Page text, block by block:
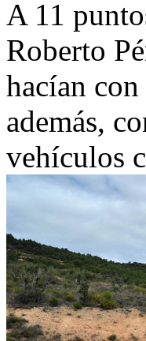
A 11
Roberto
hacían
además,
vehículos